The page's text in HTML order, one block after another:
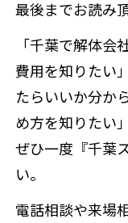
最後までお読み
「千葉で解体
費用を知りたい
たらいいか分か
め方を知りたい
ぜひ一度『千葉
い。
電話相談や来場